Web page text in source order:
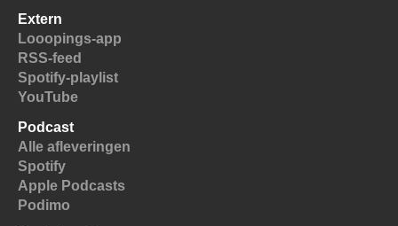
Extern
Looopings-app
RSS-feed
Spotify-playlist
YouTube
Podcast
Alle afleveringen
Spotify
Apple Podcasts
Podimo